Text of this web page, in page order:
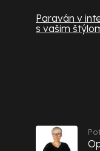
Paraván v
s vašim